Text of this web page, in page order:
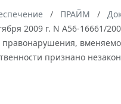
ПРАЙМ
2009 г. N А56-16661/
правонарушения,
признано